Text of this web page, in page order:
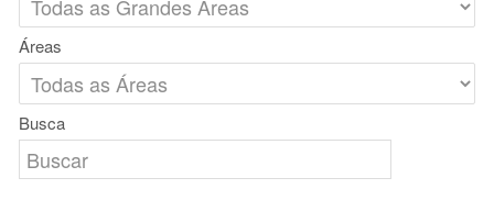
Áreas
Busca